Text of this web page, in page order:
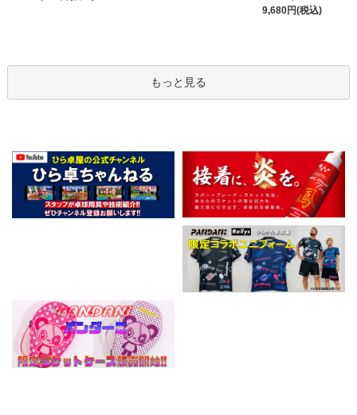
9,680円(税込)
もっと見る